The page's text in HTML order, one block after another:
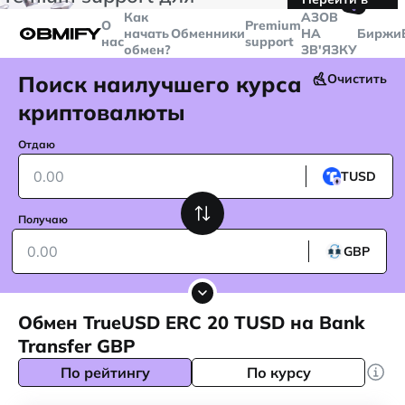
больше
$5000
Telegram
О
нас
Как
начать
обмен?
ОбменникиPremium
support
🤙
AЗОВ
НА
ЗВ'ЯЗКУ
Биржи
Поиск наилучшего курса
криптовалюты
Очистить
Отдаю
TUSD
Получаю
GBP
Обмен TrueUSD ERC 20 TUSD на Bank
Transfer GBP
По рейтингу По курсу